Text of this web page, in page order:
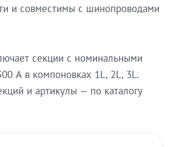
и совместимы с шинопроводами
секции с номинальными
А в компоновках 1L, 2L, 3L.
и артикулы — по каталогу